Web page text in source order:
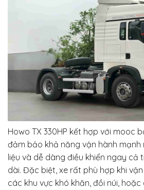
Howo TX 330HP kết hợp với mooc
đảm bảo khả năng vận hành mạnh
liệu và dễ dàng điều khiển ngay cả
dài. Đặc biệt, xe rất phù hợp khi
các khu vực khó khăn, đồi núi,